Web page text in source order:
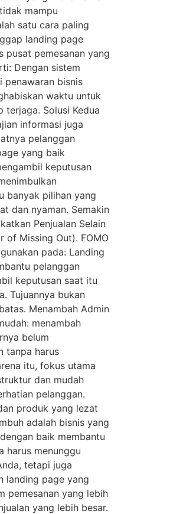
mampu
satu cara paling
landing page
pusat pemesanan yang
Dengan sistem
penawaran bisnis
waktu untuk
Solusi Kedua
informasi juga
pelanggan
yang baik
keputusan
banyak pilihan yang
dan nyaman. Semakin
Penjualan Selain
of Missing Out). FOMO
pada: Landing
pelanggan
keputusan saat itu
Tujuannya bukan
Menambah Admin
menambah
belum
tanpa harus
itu, fokus utama
dan mudah
pelanggan.
produk yang lezat
adalah bisnis yang
baik membantu
harus menunggu
tetapi juga
landing page yang
pemesanan yang lebih
yang lebih besar.